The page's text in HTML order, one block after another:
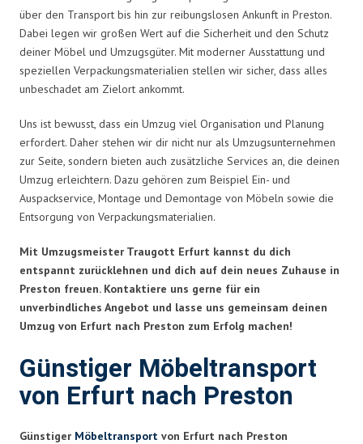
über den Transport bis hin zur reibungslosen Ankunft in Preston.
Dabei legen wir großen Wert auf die Sicherheit und den Schutz
deiner Möbel und Umzugsgüter. Mit moderner Ausstattung und
speziellen Verpackungsmaterialien stellen wir sicher, dass alles
unbeschadet am Zielort ankommt.
Uns ist bewusst, dass ein Umzug viel Organisation und Planung
erfordert. Daher stehen wir dir nicht nur als Umzugsunternehmen
zur Seite, sondern bieten auch zusätzliche Services an, die deinen
Umzug erleichtern. Dazu gehören zum Beispiel Ein- und
Auspackservice, Montage und Demontage von Möbeln sowie die
Entsorgung von Verpackungsmaterialien.
Mit Umzugsmeister Traugott Erfurt kannst du dich
entspannt zurücklehnen und dich auf dein neues Zuhause in
Preston freuen. Kontaktiere uns gerne für ein
unverbindliches Angebot und lasse uns gemeinsam deinen
Umzug von Erfurt nach Preston zum Erfolg machen!
Günstiger Möbeltransport
von Erfurt nach Preston
Günstiger Möbeltransport von Erfurt nach Preston